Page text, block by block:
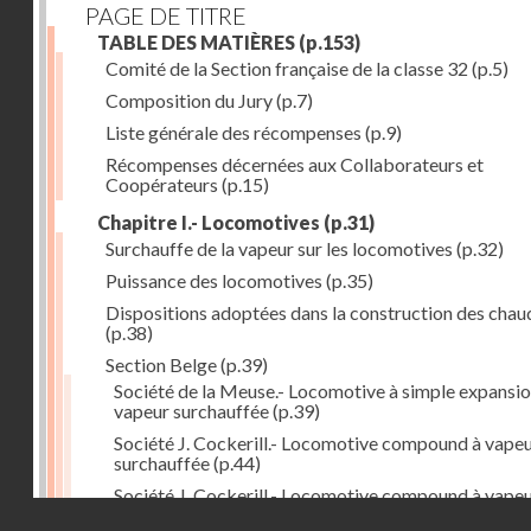
PAGE DE TITRE
TABLE DES MATIÈRES (p.153)
Comité de la Section française de la classe 32 (p.5)
Composition du Jury(p.7)
Liste générale des récompenses (p.9)
Récompenses décernées aux Collaborateurs et
Coopérateurs (p.15)
Chapitre I.- Locomotives (p.31)
Surchauffe de la vapeur sur les locomotives (p.32)
Puissance des locomotives (p.35)
Dispositions adoptées dans la construction des
(p.38)
Section Belge(p.39)
Société de la Meuse.- Locomotive à simple
vapeur surchauffée(p.39)
Société J. Cockerill.- Locomotive compound à
surchauffée(p.44)
Société J. Cockerill.- Locomotive compound à